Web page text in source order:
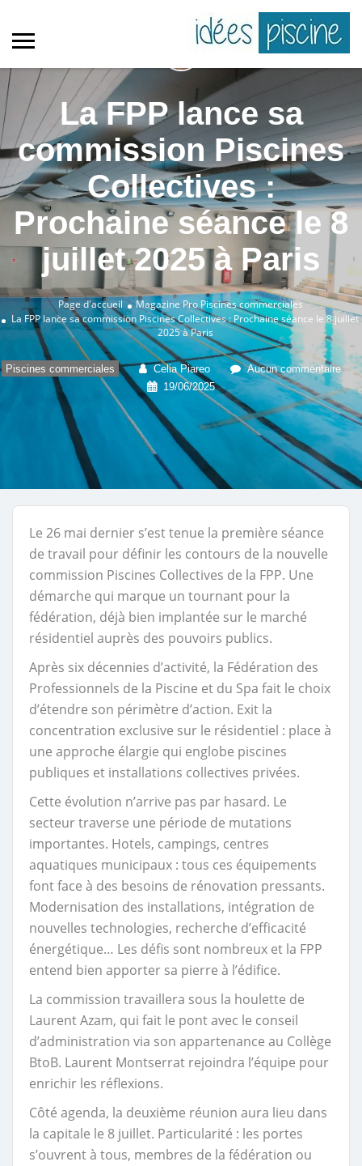
La FPP lance sa
commission Piscines
Collectives :
Prochaine séance le 8
juillet 2025 à Paris
Page d'accueil Magazine Pro Piscines commerciales
La FPP lance sa commission Piscines Collectives : Prochaine séance le 8 juillet
2025 à Paris
Piscines commerciales Celia Piareo
Aucun commentaire
19/06/2025
Le 26 mai dernier s’est tenue la première séance
de travail pour définir les contours de la nouvelle
commission Piscines Collectives de la FPP. Une
démarche qui marque un tournant pour la
fédération, déjà bien implantée sur le marché
résidentiel auprès des pouvoirs publics.
Après six décennies d’activité, la Fédération des
Professionnels de la Piscine et du Spa fait le choix
d’étendre son périmètre d’action. Exit la
concentration exclusive sur le résidentiel : place à
une approche élargie qui englobe piscines
publiques et installations collectives privées.
Cette évolution n’arrive pas par hasard. Le
secteur traverse une période de mutations
importantes. Hotels, campings, centres
aquatiques municipaux : tous ces équipements
font face à des besoins de rénovation pressants.
Modernisation des installations, intégration de
nouvelles technologies, recherche d’efficacité
énergétique… Les défis sont nombreux et la FPP
entend bien apporter sa pierre à l’édifice.
La commission travaillera sous la houlette de
Laurent Azam, qui fait le pont avec le conseil
d’administration via son appartenance au Collège
BtoB. Laurent Montserrat rejoindra l’équipe pour
enrichir les réflexions.
Côté agenda, la deuxième réunion aura lieu dans
la capitale le 8 juillet. Particularité : les portes
s’ouvrent à tous, membres de la fédération ou